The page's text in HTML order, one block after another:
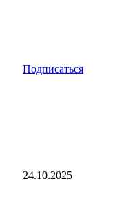
Подписаться
24.10.2025